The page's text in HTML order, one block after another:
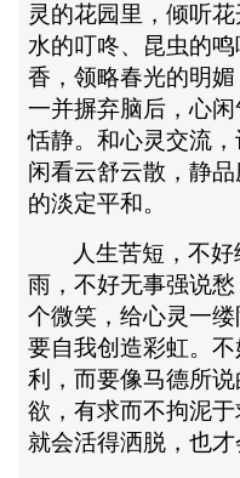
灵的花园里，倾听
水的叮咚、昆虫的
香，领略春光的明
一并摒弃脑后，心
恬静。和心灵交流
闲看云舒云散，静
的淡定平和。
人生苦短，不
雨，不好无事强说
个微笑，给心灵一
要自我创造彩虹。
利，而要像马德所
欲，有求而不拘泥于
就会活得洒脱，也